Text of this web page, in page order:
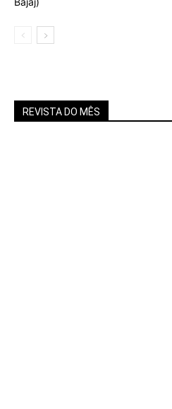
REVISTA DO MÊS